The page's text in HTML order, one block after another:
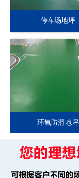
停车场地坪
环氧防滑地坪